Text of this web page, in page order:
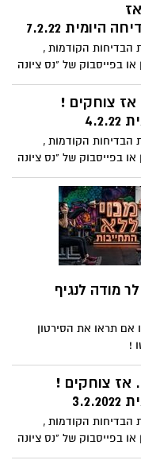
היומית 7.2.22
הקודמות ,
בפייסבוק של "נס ציונה
אגואיסטים... שתפו
אז צוחקים !
הקודמות ,
בפייסבוק של "נס ציונה
אגואיסטים... שתפו
מודה לנגיף
תראו את הסירטון
!
אז צוחקים !
הקודמות ,
בפייסבוק של "נס ציונה
אגואיסטים... שתפו